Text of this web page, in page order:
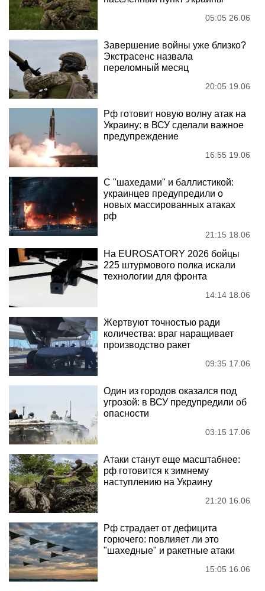
05:05 26.06
Завершение войны уже близко?
Экстрасенс назвала
переломный месяц
20:05 19.06
Рф готовит новую волну атак на
Украину: в ВСУ сделали важное
предупреждение
16:55 19.06
С "шахедами" и баллистикой:
украинцев предупредили о
новых массированных атаках
рф
21:15 18.06
На EUROSATORY 2026 бойцы
225 штурмового полка искали
технологии для фронта
14:14 18.06
Жертвуют точностью ради
количества: враг наращивает
производство ракет
09:35 17.06
Один из городов оказался под
угрозой: в ВСУ предупредили об
опасности
03:15 17.06
Атаки станут еще масштабнее:
рф готовится к зимнему
наступлению на Украину
21:20 16.06
Рф страдает от дефицита
горючего: повлияет ли это
"шахедные" и ракетные атаки
15:05 16.06